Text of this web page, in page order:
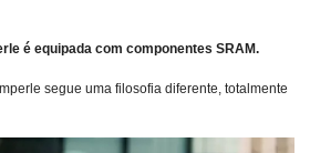
é equipada com componentes SRAM.
segue uma filosofia diferente, totalmente